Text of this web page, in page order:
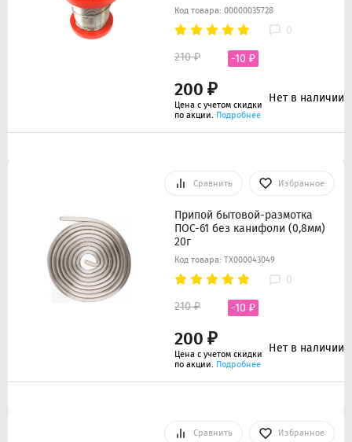
Код товара: 00000035728
0
200 ₽
210 ₽ -10 ₽
Цена с учетом скидки
по акции. Подробнее
Нет в наличии
Сравнить Избранное
Припой бытовой-размотка
ПОС-61 без канифоли (0,8мм)
20г
Код товара: ТХ000043049
0
200 ₽
210 ₽ -10 ₽
Цена с учетом скидки
по акции. Подробнее
Нет в наличии
Сравнить Избранное